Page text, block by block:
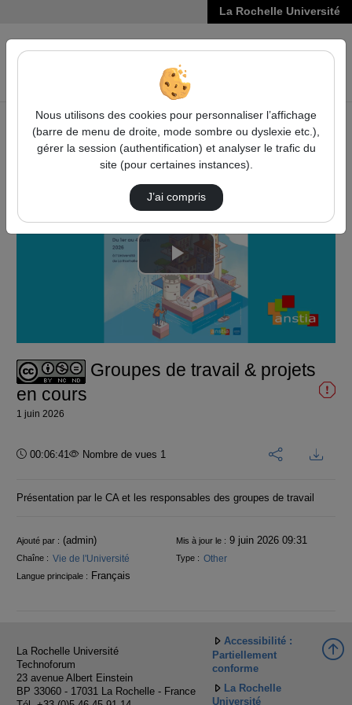
La Rochelle Université
VIDÉOS
Accueil Vidéos Groupes de travail & projets en cours
Lire
la
vidéo
Groupes de travail & projets
en cours
1 juin 2026
Durée :
00:06:41 Nombre de vues 1
Présentation par le CA et les responsables des groupes de travail
Informations
Ajouté par : (admin) Mis à jour le : 9 juin 2026 09:31
Chaîne : Vie de l'Université Type : Other
Langue principale : Français
La Rochelle Université
Technoforum
23 avenue Albert Einstein
BP 33060 - 17031 La Rochelle - France
Accessibilité :
Partiellement
conforme
La Rochelle
Université
Nous utilisons des cookies pour personnaliser l’affichage
(barre de menu de droite, mode sombre ou dyslexie etc.),
gérer la session (authentification) et analyser le trafic du
site (pour certaines instances).
J’ai compris